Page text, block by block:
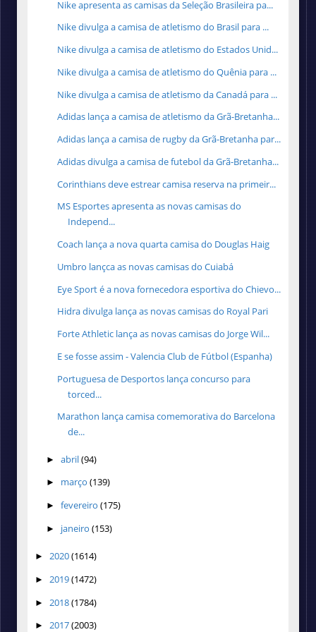
Nike apresenta as camisas da Seleção Brasileira pa...
Nike divulga a camisa de atletismo do Brasil para ...
Nike divulga a camisa de atletismo do Estados Unid...
Nike divulga a camisa de atletismo do Quênia para ...
Nike divulga a camisa de atletismo da Canadá para ...
Adidas lança a camisa de atletismo da Grã-Bretanha...
Adidas lança a camisa de rugby da Grã-Bretanha par...
Adidas divulga a camisa de futebol da Grã-Bretanha...
Corinthians deve estrear camisa reserva na primeir...
MS Esportes apresenta as novas camisas do
Independ...
Coach lança a nova quarta camisa do Douglas Haig
Umbro lançca as novas camisas do Cuiabá
Eye Sport é a nova fornecedora esportiva do Chievo...
Hidra divulga lança as novas camisas do Royal Pari
Forte Athletic lança as novas camisas do Jorge Wil...
E se fosse assim - Valencia Club de Fútbol (Espanha)
Portuguesa de Desportos lança concurso para
torced...
Marathon lança camisa comemorativa do Barcelona
de...
► abril(94)
► março (139)
► fevereiro (175)
► janeiro (153)
► 2020(1614)
► 2019(1472)
► 2018(1784)
► 2017(2003)